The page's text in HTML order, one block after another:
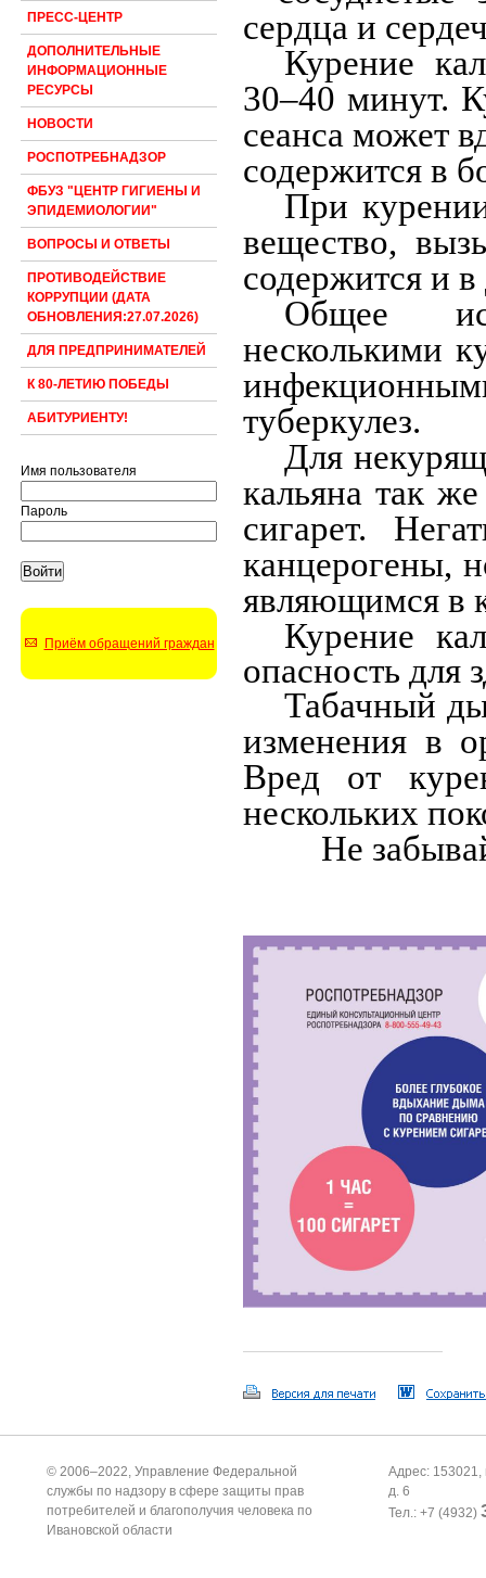
ПРЕСС-ЦЕНТР
ДОПОЛНИТЕЛЬНЫЕ
ИНФОРМАЦИОННЫЕ
РЕСУРСЫ
НОВОСТИ
РОСПОТРЕБНАДЗОР
ФБУЗ "ЦЕНТР ГИГИЕНЫ И
ЭПИДЕМИОЛОГИИ"
ВОПРОСЫ И ОТВЕТЫ
ПРОТИВОДЕЙСТВИЕ
КОРРУПЦИИ (ДАТА
ОБНОВЛЕНИЯ:27.07.2026)
ДЛЯ ПРЕДПРИНИМАТЕЛЕЙ
К 80-ЛЕТИЮ ПОБЕДЫ
АБИТУРИЕНТУ!
Имя пользователя
Пароль
Приём обращений граждан
сердца и
Курение
30–40 минут.
сеанса может
содержится в
При
вещество,
содержится и
Общее
несколькими
туберкулез.
Для
кальяна так
сигарет.
канцерогены,
являющимся в
Курение
опасность для
Табачный
изменения в
Вред от
нескольких
Не
© 2006–2022, Управление Федеральной
службы по надзору в сфере защиты прав
потребителей и благополучия человека по
Ивановской области
Адрес: 153021,
д. 6
Тел.: +7 (4932)